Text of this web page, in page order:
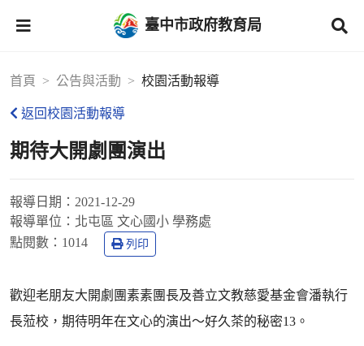
臺中市政府教育局
首頁 公告與活動 校園活動報導
返回校園活動報導
期待大開劇團演出
報導日期： 2021-12-29
報導單位： 北屯區 文心國小 學務處
點閱數： 1014 列印
歡迎老朋友大開劇團素素團長及善立文教慈愛基金會潘執行
長蒞校，期待明年在文心的演出～好久茶的秘密13。